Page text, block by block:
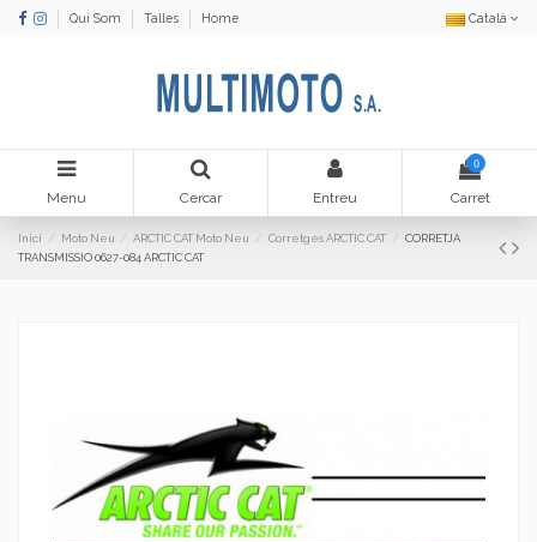
Qui Som Talles Home Català
Menu Cercar Entreu
0
Carret
Inici Moto Neu ARCTIC CAT Moto Neu Corretges ARCTIC CAT
CORRETJA
TRANSMISSIO 0627-084 ARCTIC CAT